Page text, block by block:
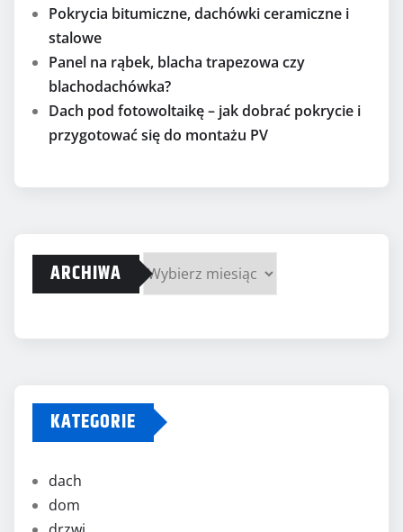
Pokrycia bitumiczne, dachówki ceramiczne i
stalowe
Panel na rąbek, blacha trapezowa czy
blachodachówka?
Dach pod fotowoltaikę – jak dobrać pokrycie i
przygotować się do montażu PV
ARCHIWA
KATEGORIE
dach
dom